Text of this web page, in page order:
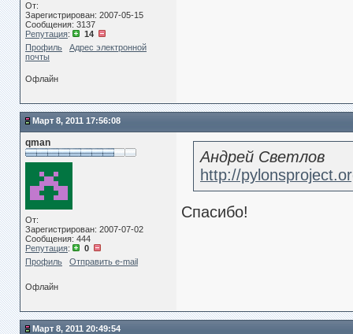
От:
Зарегистрирован: 2007-05-15
Сообщения: 3137
Репутация:
14
Профиль
Адрес электронной
почты
Офлайн
Март 8, 2011 17:56:08
qman
От:
Зарегистрирован: 2007-07-02
Сообщения: 444
Репутация:
0
Профиль
Отправить e-mail
Андрей Светлов
http://
Спасибо!
Офлайн
Март 8, 2011 20:49:54